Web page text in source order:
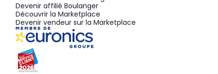
Devenir affilié Boulanger
Découvrir la Marketplace
Devenir vendeur sur la Marketplace